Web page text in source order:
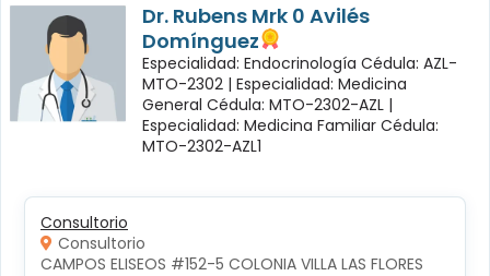
Dr. Rubens Mrk 0 Avilés
Domínguez
Especialidad: Endocrinología Cédula: AZL-
MTO-2302 | Especialidad: Medicina
General Cédula: MTO-2302-AZL |
Especialidad: Medicina Familiar Cédula:
MTO-2302-AZL1
Consultorio
Consultorio
CAMPOS ELISEOS #152-5 COLONIA VILLA LAS FLORES